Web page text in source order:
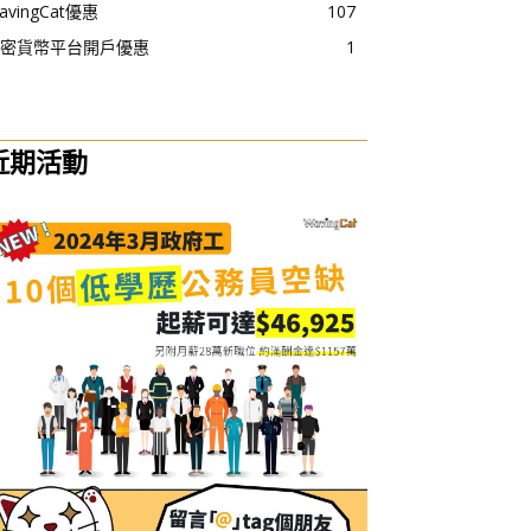
優惠
107
貨幣平台開戶優惠
1
期活動